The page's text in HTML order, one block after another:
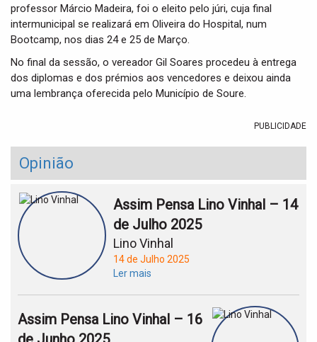
professor Márcio Madeira, foi o eleito pelo júri, cuja final
intermunicipal se realizará em Oliveira do Hospital, num
Bootcamp, nos dias 24 e 25 de Março.
No final da sessão, o vereador Gil Soares procedeu à entrega
dos diplomas e dos prémios aos vencedores e deixou ainda
uma lembrança oferecida pelo Município de Soure.
PUBLICIDADE
Opinião
Assim Pensa Lino Vinhal – 14
de Julho 2025
Lino Vinhal
14 de Julho 2025
Ler mais
Assim Pensa Lino Vinhal – 16